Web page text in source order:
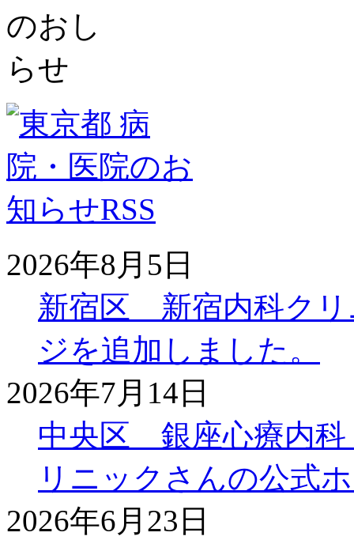
2026年8月5日
新宿区 新宿内科クリ
ジを追加しました。
2026年7月14日
中央区 銀座心療内科
リニックさんの公式
2026年6月23日